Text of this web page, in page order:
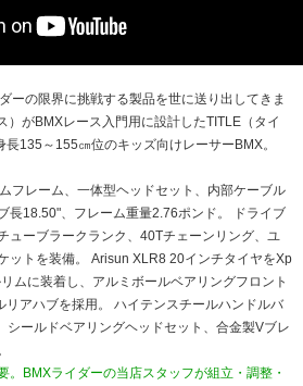
ーの限界に挑戦する製品を世に送り出してきま
）がBMXレース入門用に設計したTITLE（タイ
長135～155㎝位のキッズ向けレーサーBMX。
フレーム、一体型ヘッドセット、内部ケーブル
長18.50"、フレーム重量2.76ポンド。 ドライブ
ューブラークランク、40Tチェーンリング、ユ
ットを装備。 Arisun XLR8 20インチタイヤをXp
ムに装着し、アルミボールベアリングフロント
アハブを採用。 ハイテンスチールハンドルバ
シールドベアリングヘッドセット、合金製Vブレ
BMXライダーの当店スタッフが組立・調整・